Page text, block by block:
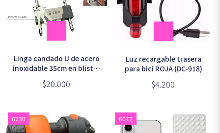
Linga candado U de acero
inoxidable 35cm en blister
$20.000
Luz recargable trasera
para bici ROJA (DC-918)
$4.200
6230 6072